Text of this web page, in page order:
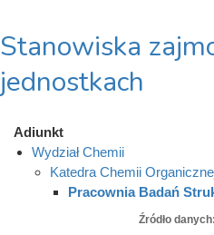
Stanowiska
jednostkach
Adiunkt
Wydział Chemii
Katedra Chemii
Pracownia Badań
Źródło danych: